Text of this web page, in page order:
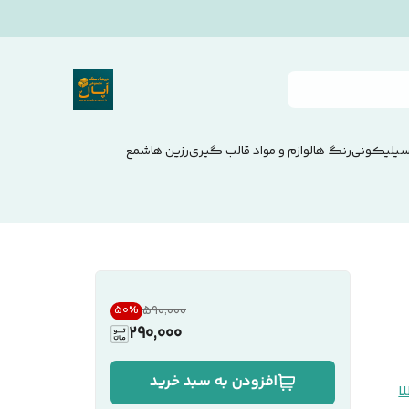
رنگ هالوازم و مواد قالب گیریرزین هاشمع
۵۹۰٬۰۰۰ 50%
290,000
افزودن به سبد خرید